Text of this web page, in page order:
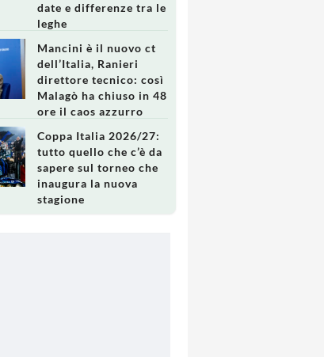
date e differenze tra le
leghe
Mancini è il nuovo ct
dell’Italia, Ranieri
direttore tecnico: così
Malagò ha chiuso in 48
ore il caos azzurro
Coppa Italia 2026/27:
tutto quello che c’è da
sapere sul torneo che
inaugura la nuova
stagione